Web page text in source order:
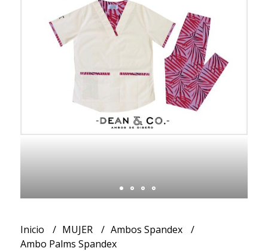
Inicio MUJER
Ambos Spandex
Ambo Palms Spandex